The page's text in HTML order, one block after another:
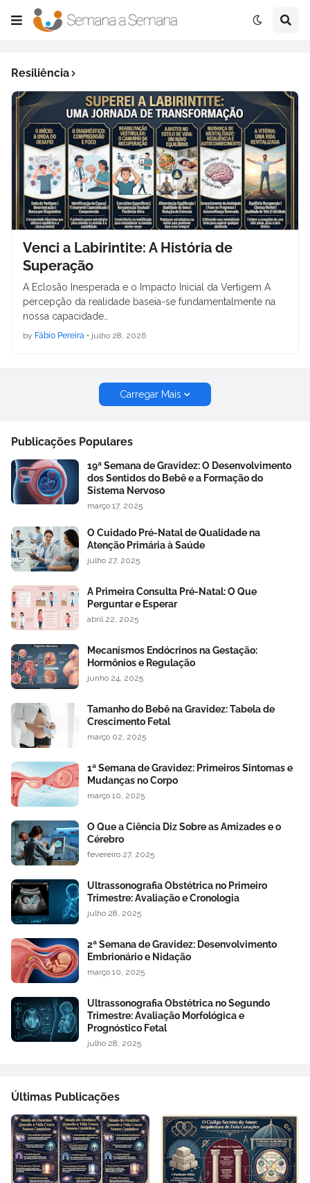
Resiliência
Venci a Labirintite: A História de
Superação
A Eclosão Inesperada e o Impacto Inicial da Vertigem A
percepção da realidade baseia-se fundamentalmente na
nossa capacidade…
by Fábio Pereira • julho 28, 2026
Carregar Mais
Publicações Populares
19ª Semana de Gravidez: O Desenvolvimento
dos Sentidos do Bebê e a Formação do
Sistema Nervoso
março 17, 2025
O Cuidado Pré-Natal de Qualidade na
Atenção Primária à Saúde
julho 27, 2025
A Primeira Consulta Pré-Natal: O Que
Perguntar e Esperar
abril 22, 2025
Mecanismos Endócrinos na Gestação:
Hormônios e Regulação
junho 24, 2025
Tamanho do Bebê na Gravidez: Tabela de
Crescimento Fetal
março 02, 2025
1ª Semana de Gravidez: Primeiros Sintomas e
Mudanças no Corpo
março 10, 2025
O Que a Ciência Diz Sobre as Amizades e o
Cérebro
fevereiro 27, 2025
Ultrassonografia Obstétrica no Primeiro
Trimestre: Avaliação e Cronologia
julho 28, 2025
2ª Semana de Gravidez: Desenvolvimento
Embrionário e Nidação
março 10, 2025
Ultrassonografia Obstétrica no Segundo
Trimestre: Avaliação Morfológica e
Prognóstico Fetal
julho 28, 2025
Últimas Publicações